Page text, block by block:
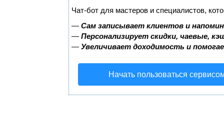
Чат-бот для мастеров и специалистов,
— Сам записывает клиентов и
— Персонализирует скидки, чаевые,
— Увеличивает доходимость и
Начать пользоваться